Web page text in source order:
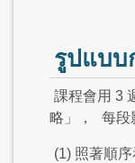
รูปแบบ
課程會用 3
略」，
每段
(1) 照著順